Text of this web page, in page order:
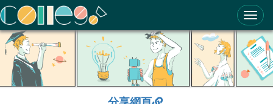
ColleGo! 大學選才與高中育才輔助系統